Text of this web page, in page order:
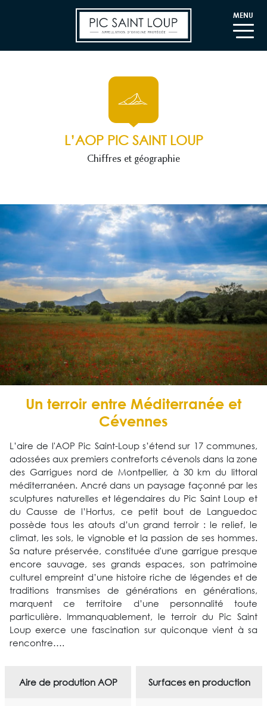
MENU
L’AOP PIC SAINT LOUP
Chiffres et géographie
Un terroir entre Méditerranée et
Cévennes
L’aire de l'AOP Pic Saint-Loup s’étend sur 17 communes,
adossées aux premiers contreforts cévenols dans la zone
des Garrigues nord de Montpellier, à 30 km du littoral
méditerranéen. Ancré dans un paysage façonné par les
sculptures naturelles et légendaires du Pic Saint Loup et
du Causse de l’Hortus, ce petit bout de Languedoc
possède tous les atouts d’un grand terroir : le relief, le
climat, les sols, le vignoble et la passion de ses hommes.
Sa nature préservée, constituée d'une garrigue presque
encore sauvage, ses grands espaces, son patrimoine
culturel empreint d’une histoire riche de légendes et de
traditions transmises de générations en générations,
marquent ce territoire d’une personnalité toute
particulière. Immanquablement, le terroir du Pic Saint
Loup exerce une fascination sur quiconque vient à sa
rencontre….
Aire de prodution AOP Surfaces en production